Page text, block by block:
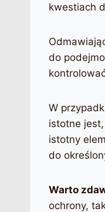
kwestiach
do
W
istotne
istotny
do
Warto
ochrony,